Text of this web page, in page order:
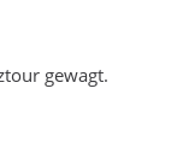
gewagt.